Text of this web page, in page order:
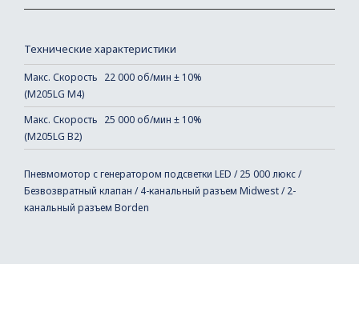
Технические характеристики
Макс. Скорость
(M205LG M4)
22 000 об/мин ± 10%
Макс. Скорость
(M205LG B2)
25 000 об/мин ± 10%
Пневмомотор с генератором подсветки LED / 25 000 люкс /
Безвозвратный клапан / 4-канальный разъем Midwest / 2-
канальный разъем Borden